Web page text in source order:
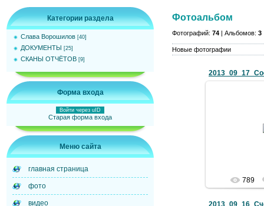
Категории раздела
Слава Ворошилов [40]
ДОКУМЕНТЫ [25]
СКАНЫ ОТЧЁТОВ [9]
Форма входа
Войти через uID
Старая форма входа
Меню сайта
главная страница
фото
видео
Фотоальбом
Фотографий: 74 | Альбомов: 3
Новые фотографии
789